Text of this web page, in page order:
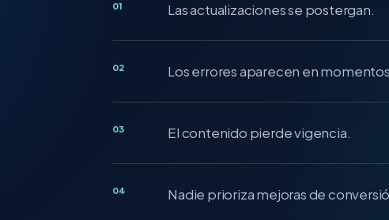
01 Las actualizaciones se postergan.
02 Los errores aparecen en
03 El contenido pierde vigencia.
04 Nadie prioriza mejoras de